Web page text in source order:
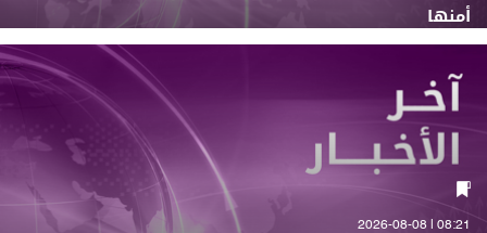
أمنها
08:21 | 2026-08-08